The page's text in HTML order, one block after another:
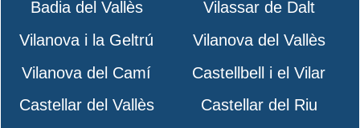
Badia del Vallès
Vilassar de Dalt
Vilanova i la Geltrú
Vilanova del Vallès
Vilanova del Camí
Castellbell i el Vilar
Castellar del Vallès
Castellar del Riu